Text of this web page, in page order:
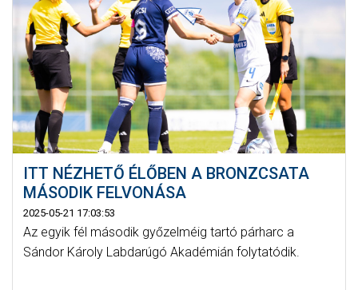
ITT NÉZHETŐ ÉLŐBEN A BRONZCSATA
MÁSODIK FELVONÁSA
2025-05-21 17:03:53
Az egyik fél második győzelméig tartó párharc a
Sándor Károly Labdarúgó Akadémián folytatódik.